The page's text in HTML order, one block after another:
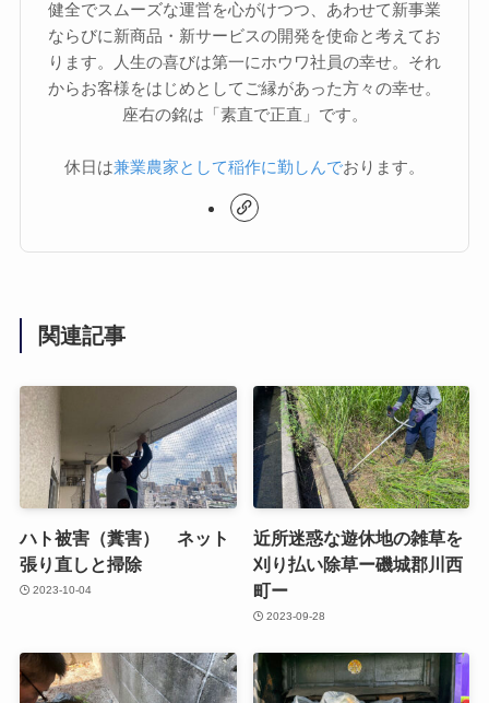
健全でスムーズな運営を心がけつつ、あわせて新事業
ならびに新商品・新サービスの開発を使命と考えてお
ります。人生の喜びは第一にホウワ社員の幸せ。それ
からお客様をはじめとしてご縁があった方々の幸せ。
座右の銘は「素直で正直」です。
休日は兼業農家として稲作に勤しんでおります。
関連記事
ハト被害（糞害） ネット
張り直しと掃除
2023-10-04
近所迷惑な遊休地の雑草を
刈り払い除草ー磯城郡川西
町ー
2023-09-28